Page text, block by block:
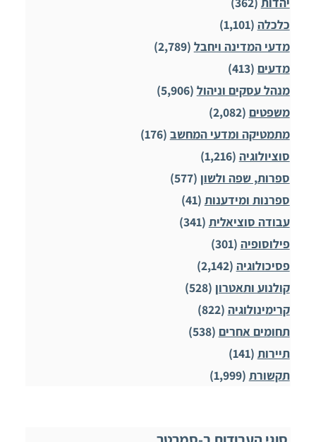
כלכלה (1,101)
מדעי המדינה ויחבל (2,789)
מדעים (413)
מנהל עסקים וניהול (5,906)
משפטים (2,082)
מתמטיקה ומדעי המחשב (176)
סוציולוגיה (1,216)
ספרות, שפה ולשון (577)
ספרנות ומידענות (41)
עבודה סוציאלית (341)
פילוסופיה (301)
פסיכולוגיה (2,142)
קולנוע ותאטרון (528)
קרימינולוגיה (822)
תחומים אחרים (538)
תיירות (141)
תקשורת (1,999)